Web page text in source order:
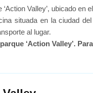
Valley’, ubicado
situada en la ciudad
al lugar.
‘Action Valley’.